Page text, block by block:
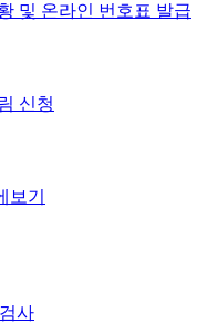
및 온라인 번호표 발급
신청
보기
사